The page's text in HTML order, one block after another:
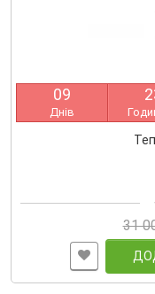
09
Днів
2
31